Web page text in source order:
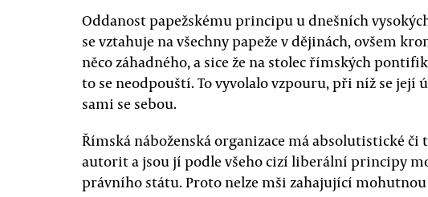
Oddanost papežskému principu u dnešních
se vztahuje na všechny papeže v dějinách, ovšem
něco záhadného, a sice že na stolec římských
to se neodpouští. To vyvolalo vzpouru, při níž se její
sami se sebou.
Římská náboženská organizace má absolutistické
autorit a jsou jí podle všeho cizí liberální principy
právního státu. Proto nelze mši zahajující